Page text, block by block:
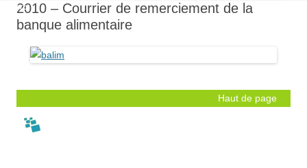
slider52010 – Courrier de remerciement de la
banque alimentaire
Haut de page